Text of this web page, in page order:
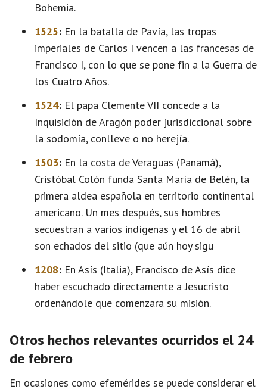
Bohemia.
1525: En la batalla de Pavía, las tropas
imperiales de Carlos I vencen a las francesas de
Francisco I, con lo que se pone fin a la Guerra de
los Cuatro Años.
1524: El papa Clemente VII concede a la
Inquisición de Aragón poder jurisdiccional sobre
la sodomía, conlleve o no herejía.
1503: En la costa de Veraguas (Panamá),
Cristóbal Colón funda Santa María de Belén, la
primera aldea española en territorio continental
americano. Un mes después, sus hombres
secuestran a varios indígenas y el 16 de abril
son echados del sitio (que aún hoy sigu
1208: En Asís (Italia), Francisco de Asís dice
haber escuchado directamente a Jesucristo
ordenándole que comenzara su misión.
Otros hechos relevantes ocurridos el 24
de febrero
En ocasiones como efemérides se puede considerar el